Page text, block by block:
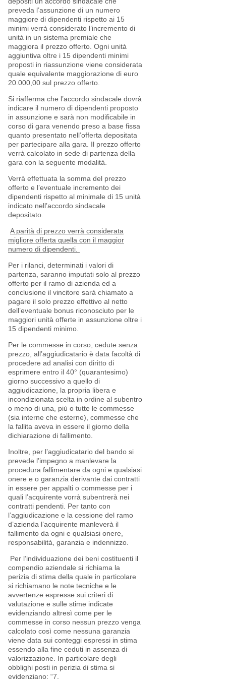
preveda l’assunzione di un numero
maggiore di dipendenti rispetto ai 15
minimi verrà considerato l’incremento di
unità in un sistema premiale che
maggiora il prezzo offerto. Ogni unità
aggiuntiva oltre i 15 dipendenti minimi
proposti in riassunzione viene considerata
quale equivalente maggiorazione di euro
20.000,00 sul prezzo offerto.
Si riafferma che l’accordo sindacale dovrà
indicare il numero di dipendenti proposto
in assunzione e sarà non modificabile in
corso di gara venendo preso a base fissa
quanto presentato nell’offerta depositata
per partecipare alla gara. Il prezzo offerto
verrà calcolato in sede di partenza della
gara con la seguente modalità.
Verrà effettuata la somma del prezzo
offerto e l’eventuale incremento dei
dipendenti rispetto al minimale di 15 unità
indicato nell’accordo sindacale
depositato.
A parità di prezzo verrà considerata
migliore offerta quella con il maggior
numero di dipendenti.
Per i rilanci, determinati i valori di
partenza, saranno imputati solo al prezzo
offerto per il ramo di azienda ed a
conclusione il vincitore sarà chiamato a
pagare il solo prezzo effettivo al netto
dell’eventuale bonus riconosciuto per le
maggiori unità offerte in assunzione oltre i
15 dipendenti minimo.
Per le commesse in corso, cedute senza
prezzo, all’aggiudicatario è data facoltà di
procedere ad analisi con diritto di
esprimere entro il 40° (quarantesimo)
giorno successivo a quello di
aggiudicazione, la propria libera e
incondizionata scelta in ordine al subentro
o meno di una, più o tutte le commesse
(sia interne che esterne), commesse che
la fallita aveva in essere il giorno della
dichiarazione di fallimento.
Inoltre, per l’aggiudicatario del bando si
prevede l’impegno a manlevare la
procedura fallimentare da ogni e qualsiasi
onere e o garanzia derivante dai contratti
in essere per appalti o commesse per i
quali l’acquirente vorrà subentrerà nei
contratti pendenti. Per tanto con
l’aggiudicazione e la cessione del ramo
d’azienda l’acquirente manleverà il
fallimento da ogni e qualsiasi onere,
responsabilità, garanzia e indennizzo.
Per l’individuazione dei beni costituenti il
compendio aziendale si richiama la
perizia di stima della quale in particolare
si richiamano le note tecniche e le
avvertenze espresse sui criteri di
valutazione e sulle stime indicate
evidenziando altresì come per le
commesse in corso nessun prezzo venga
calcolato così come nessuna garanzia
viene data sui conteggi espressi in stima
essendo alla fine ceduti in assenza di
valorizzazione. In particolare degli
obblighi posti in perizia di stima si
evidenziano: “7.